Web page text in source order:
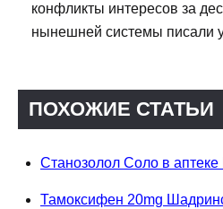
конфликты интересов за
нынешней системы писали
ПОХОЖИЕ СТАТЬИ
Станозолол Соло в аптеке
Тамоксифен 20mg